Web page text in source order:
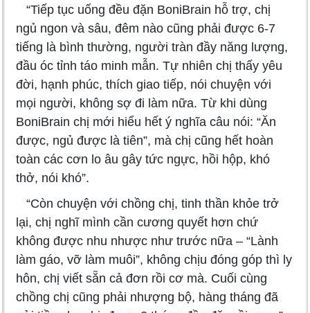
“Tiếp tục uống đều đặn BoniBrain hỗ trợ, chị
ngủ ngon và sâu, đêm nào cũng phải được 6-7
tiếng là bình thường, người tràn đầy năng lượng,
đầu óc tỉnh táo minh mẫn. Tự nhiên chị thấy yêu
đời, hạnh phúc, thích giao tiếp, nói chuyện với
mọi người, không sợ đi làm nữa. Từ khi dùng
BoniBrain chị mới hiểu hết ý nghĩa câu nói: “Ăn
được, ngủ được là tiên”, mà chị cũng hết hoàn
toàn các cơn lo âu gây tức ngực, hồi hộp, khó
thở, nói khó”.
“Còn chuyện với chồng chị, tinh thần khỏe trở
lại, chị nghĩ mình cần cương quyết hơn chứ
không được nhu nhược như trước nữa – “Lành
làm gáo, vỡ làm muôi”, không chịu đóng góp thì ly
hôn, chị viết sẵn cả đơn rồi cơ mà. Cuối cùng
chồng chị cũng phải nhượng bộ, hàng tháng đã